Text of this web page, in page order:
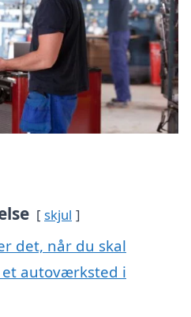
skjul
det, når du skal
autoværksted i